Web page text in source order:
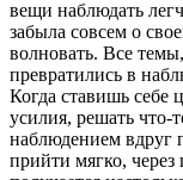
вещи наблюдать
забыла совсем о
волновать. Все
превратились в
Когда ставишь себе
усилия, решать
наблюдением
прийти мягко,